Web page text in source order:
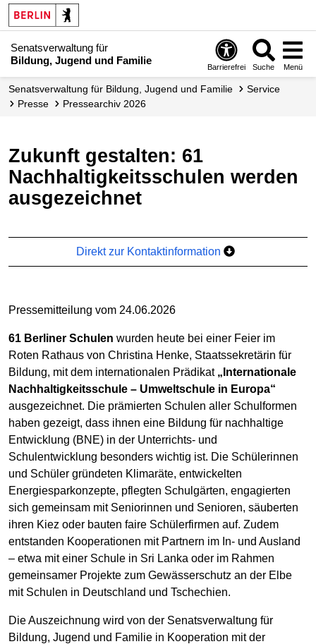
Senatsverwaltung für
Bildung, Jugend und Familie
Barrierefrei Suche Menü
Senats­verwaltung für Bildung, Jugend und Familie
Service
Presse
Pressearchiv 2026
Zukunft gestalten: 61
Nachhaltigkeitsschulen werden
ausgezeichnet
Direkt zur Kontaktinformation
Pressemitteilung vom 24.06.2026
61 Berliner Schulen wurden heute bei einer Feier im
Roten Rathaus von Christina Henke, Staatssekretärin für
Bildung, mit dem internationalen Prädikat „Internationale
Nachhaltigkeitsschule – Umweltschule in Europa“
ausgezeichnet. Die prämierten Schulen aller Schulformen
haben gezeigt, dass ihnen eine Bildung für nachhaltige
Entwicklung (BNE) in der Unterrichts- und
Schulentwicklung besonders wichtig ist. Die Schülerinnen
und Schüler gründeten Klimaräte, entwickelten
Energiesparkonzepte, pflegten Schulgärten, engagierten
sich gemeinsam mit Seniorinnen und Senioren, säuberten
ihren Kiez oder bauten faire Schülerfirmen auf. Zudem
entstanden Kooperationen mit Partnern im In- und Ausland
– etwa mit einer Schule in Sri Lanka oder im Rahmen
gemeinsamer Projekte zum Gewässerschutz an der Elbe
mit Schulen in Deutschland und Tschechien.
Die Auszeichnung wird von der Senatsverwaltung für
Bildung, Jugend und Familie in Kooperation mit der